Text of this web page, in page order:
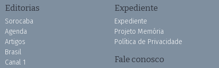
Editorias
Sorocaba
Agenda
Artigos
Brasil
Canal 1
Expediente
Expediente
Projeto Memória
Política de Privacidade
Fale conosco